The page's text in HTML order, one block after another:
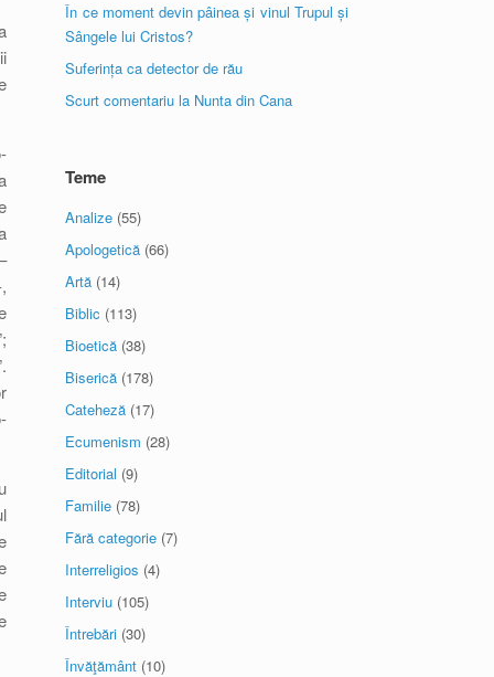
În ce moment devin pâinea și vinul Trupul și
Sângele lui Cristos?
Suferința ca detector de rău
Scurt comentariu la Nunta din Cana
Teme
Analize (55)
Apologetică (66)
Artă (14)
Biblic (113)
Bioetică (38)
Biserică (178)
Cateheză (17)
Ecumenism (28)
Editorial (9)
Familie (78)
Fără categorie (7)
Interreligios (4)
Interviu (105)
Întrebări (30)
Învăţământ (10)